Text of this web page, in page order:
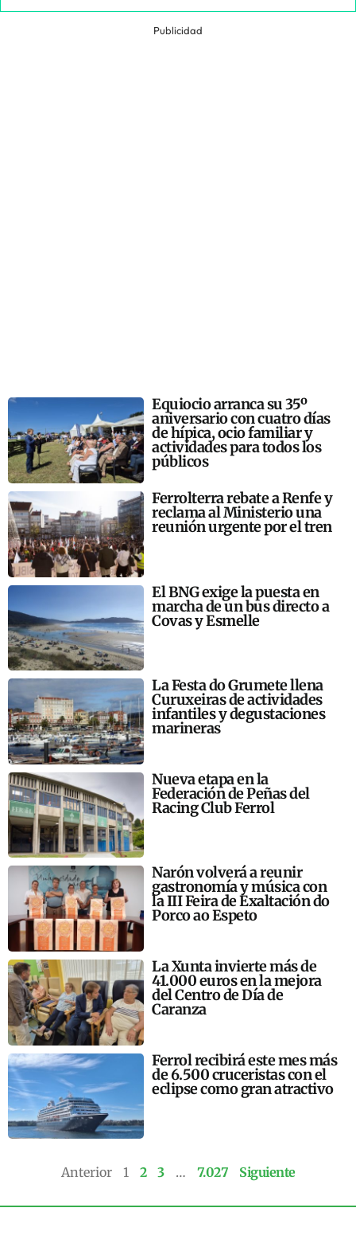
Publicidad
Equiocio arranca su 35º
aniversario con cuatro días
de hípica, ocio familiar y
actividades para todos los
públicos
Ferrolterra rebate a Renfe y
reclama al Ministerio una
reunión urgente por el tren
El BNG exige la puesta en
marcha de un bus directo a
Covas y Esmelle
La Festa do Grumete llena
Curuxeiras de actividades
infantiles y degustaciones
marineras
Nueva etapa en la
Federación de Peñas del
Racing Club Ferrol
Narón volverá a reunir
gastronomía y música con
la III Feira de Exaltación do
Porco ao Espeto
La Xunta invierte más de
41.000 euros en la mejora
del Centro de Día de
Caranza
Ferrol recibirá este mes más
de 6.500 cruceristas con el
eclipse como gran atractivo
Anterior 1 2 3 … 7.027 Siguiente